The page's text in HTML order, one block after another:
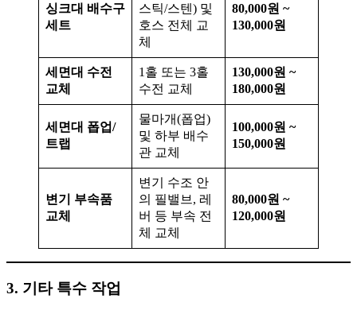
싱크대 배수구
세트
스틱/스텐) 및
호스 전체 교
체
80,000원 ~
130,000원
세면대 수전
교체
1홀 또는 3홀
수전 교체
130,000원 ~
180,000원
세면대 폽업/
트랩
물마개(폽업)
및 하부 배수
관 교체
100,000원 ~
150,000원
변기 부속품
교체
변기 수조 안
의 필밸브, 레
버 등 부속 전
체 교체
80,000원 ~
120,000원
3. 기타 특수 작업